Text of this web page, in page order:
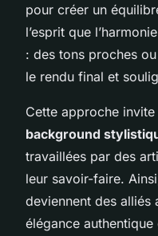
pour créer un
l’esprit que
: des tons proches
le rendu final et
Cette approche
background
travaillées par des
leur savoir-faire.
deviennent des alliés
élégance